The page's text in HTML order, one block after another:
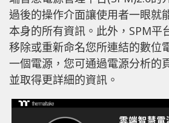
過後的操作介面讓使用者一眼就
本身的所有資訊。此外，SPM平
移除或重新命名您所連結的數位
一個電源，您可通過電源分析的
並取得更詳細的資訊。